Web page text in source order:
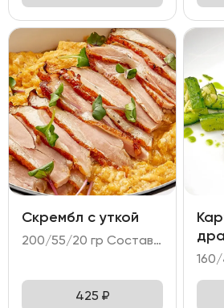
Скрембл с уткой
200/55/20 гр Состав: - яйцо куриное (4 шт); - филе утки; - соус унаги.
425 ₽